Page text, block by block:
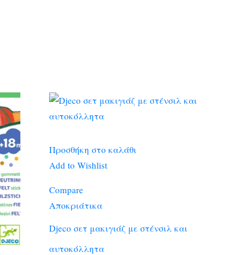
Προσθήκη στο καλάθι
Add to Wishlist
Compare
Αποκριάτικα
Djeco σετ μακιγιάζ με στένσιλ και
αυτοκόλλητα